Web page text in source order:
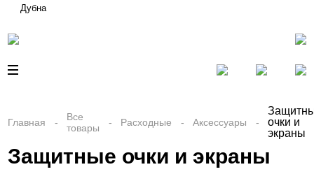
Дубна
Главная
Все
товары
Расходные Аксессуары
очки и
экраны
Защитные очки и экраны